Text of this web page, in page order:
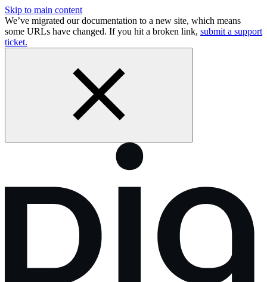
Skip to main content
We’ve migrated our documentation to a new site, which means
some URLs have changed. If you hit a broken link, submit a support
ticket.